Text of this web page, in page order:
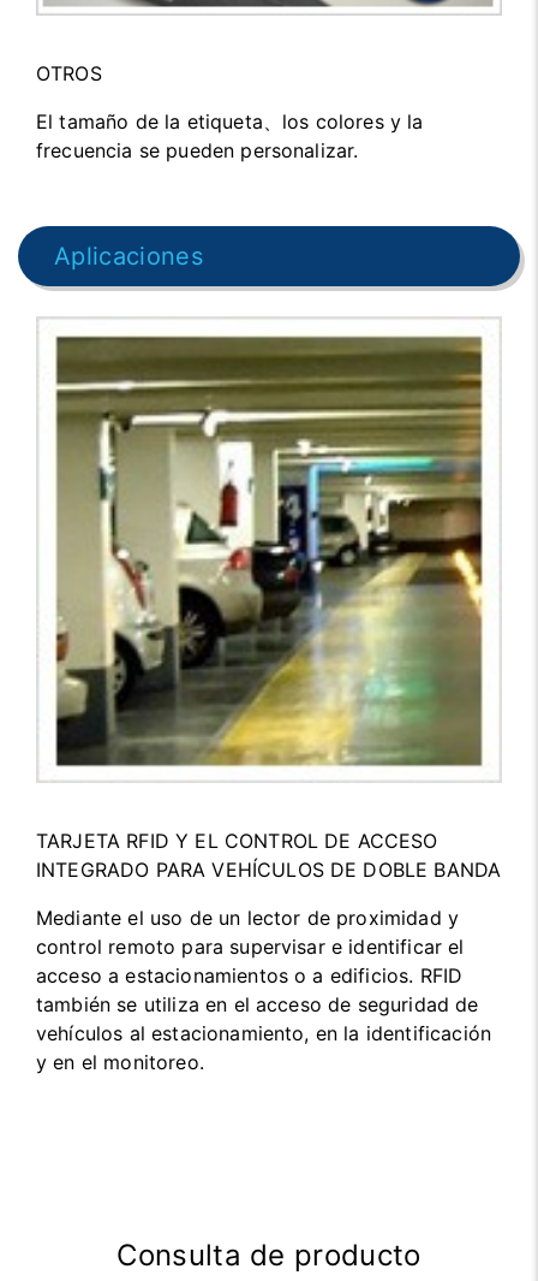
OTROS
El tamaño de la etiqueta、los colores y la
frecuencia se pueden personalizar.
Aplicaciones
TARJETA RFID Y EL CONTROL DE ACCESO
INTEGRADO PARA VEHÍCULOS DE DOBLE BANDA
Mediante el uso de un lector de proximidad y
control remoto para supervisar e identificar el
acceso a estacionamientos o a edificios. RFID
también se utiliza en el acceso de seguridad de
vehículos al estacionamiento, en la identificación
y en el monitoreo.
Consulta de producto